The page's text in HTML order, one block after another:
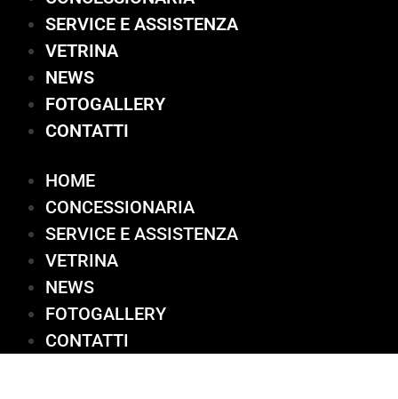
SERVICE E ASSISTENZA
VETRINA
NEWS
FOTOGALLERY
CONTATTI
HOME
CONCESSIONARIA
SERVICE E ASSISTENZA
VETRINA
NEWS
FOTOGALLERY
CONTATTI